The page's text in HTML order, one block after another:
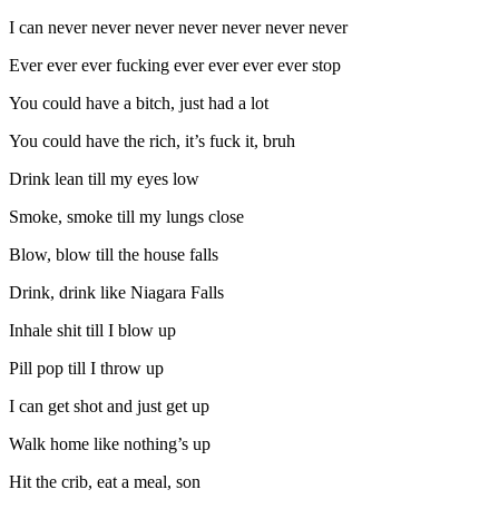
I can never never never never never never never
Ever ever ever fucking ever ever ever ever stop
You could have a bitch, just had a lot
You could have the rich, it’s fuck it, bruh
Drink lean till my eyes low
Smoke, smoke till my lungs close
Blow, blow till the house falls
Drink, drink like Niagara Falls
Inhale shit till I blow up
Pill pop till I throw up
I can get shot and just get up
Walk home like nothing’s up
Hit the crib, eat a meal, son